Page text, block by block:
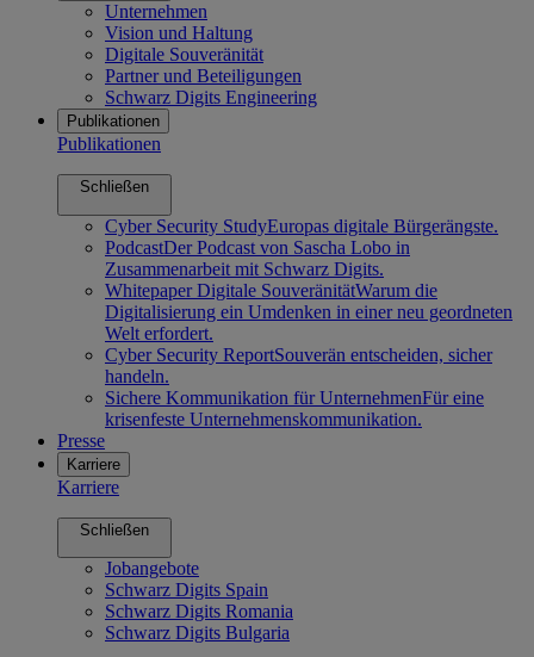
Unternehmen
Vision und Haltung
Digitale Souveränität
Partner und Beteiligungen
Schwarz Digits Engineering
Publikationen
Publikationen
Schließen
Cyber Security StudyEuropas digitale Bürgerängste.
PodcastDer Podcast von Sascha Lobo in
Zusammenarbeit mit Schwarz Digits.
Whitepaper Digitale SouveränitätWarum die
Digitalisierung ein Umdenken in einer neu geordneten
Welt erfordert.
Cyber Security ReportSouverän entscheiden, sicher
handeln.
Sichere Kommunikation für UnternehmenFür eine
krisenfeste Unternehmenskommunikation.
Presse
Karriere
Karriere
Schließen
Jobangebote
Schwarz Digits Spain
Schwarz Digits Romania
Schwarz Digits Bulgaria